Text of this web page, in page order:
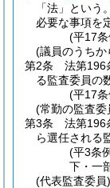
「法」という
必要な事項を
(平17
(議員のうちか
第2条
法第196
る監査委員の
(平17
(常勤の監査委
第3条
法第196
ら選任される
(平3条
下・一
(代表監査委員)